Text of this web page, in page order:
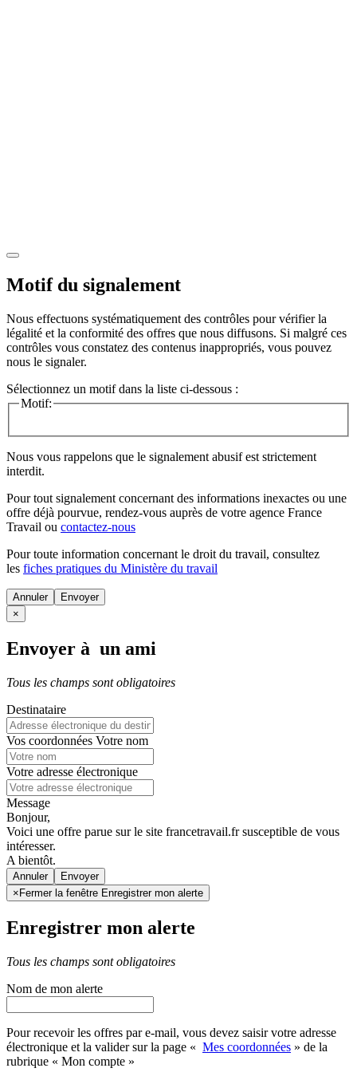
Motif du signalement
Nous effectuons systématiquement des contrôles pour vérifier la
légalité et la conformité des offres que nous diffusons. Si malgré ces
contrôles vous constatez des contenus inappropriés, vous pouvez
nous le signaler.
Sélectionnez un motif dans la liste ci-dessous :
Motif:
Nous vous rappelons que le signalement abusif est strictement
interdit.
Pour tout signalement concernant des informations inexactes ou une
offre déjà pourvue, rendez-vous auprès de votre agence France
Travail ou contactez-nous
Pour toute information concernant le droit du travail, consultez
les fiches pratiques du Ministère du travail
Annuler
×
Envoyer à un ami
Tous les champs sont obligatoires
Destinataire
Vos coordonnées Votre nom
Votre adresse électronique
Message
Bonjour,
Voici une offre parue sur le site francetravail.fr susceptible de vous
intéresser.
A bientôt.
Annuler
× Fermer la fenêtre Enregistrer mon alerte
Enregistrer mon alerte
Tous les champs sont obligatoires
Nom de mon alerte
Pour recevoir les offres par e-mail, vous devez saisir votre adresse
électronique et la valider sur la page « Mes coordonnées » de la
rubrique « Mon compte »